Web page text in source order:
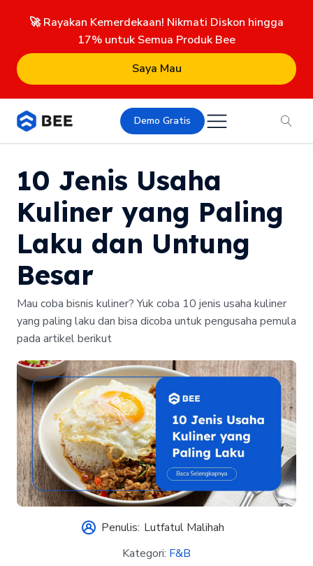
🚀 Rayakan Kemerdekaan! Nikmati Diskon hingga
17% untuk Semua Produk Bee
Saya Mau
Demo Gratis
10 Jenis Usaha
Kuliner yang Paling
Laku dan Untung
Besar
Mau coba bisnis kuliner? Yuk coba 10 jenis usaha kuliner
yang paling laku dan bisa dicoba untuk pengusaha pemula
pada artikel berikut
Penulis: Lutfatul Malihah
Kategori: F&B